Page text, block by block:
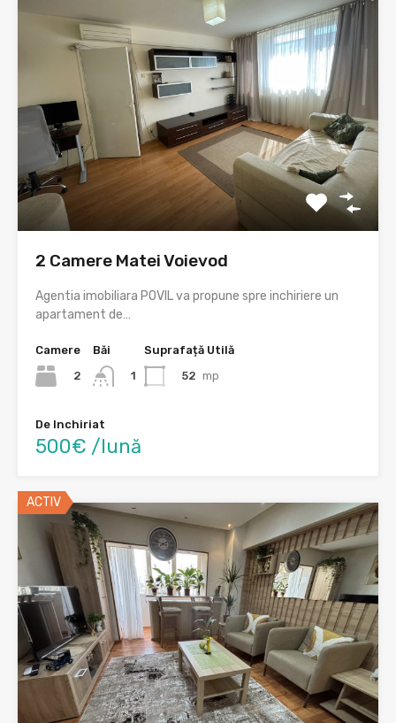
2 Camere Matei Voievod
Agentia imobiliara POVIL va propune spre inchiriere un
apartament de…
Camere
2
Băi
1
Suprafață Utilă
52 mp
De Inchiriat
500€ /lună
ACTIV